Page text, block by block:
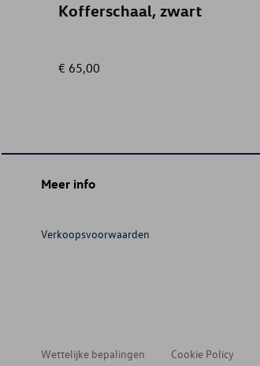
Kofferschaal, zwart
€ 65,00
Meer info
Verkoopsvoorwaarden
Wettelijke bepalingen Cookie Policy